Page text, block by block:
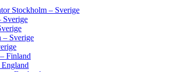
Stockholm – Sverige
Sverige
– Sverige
Finland